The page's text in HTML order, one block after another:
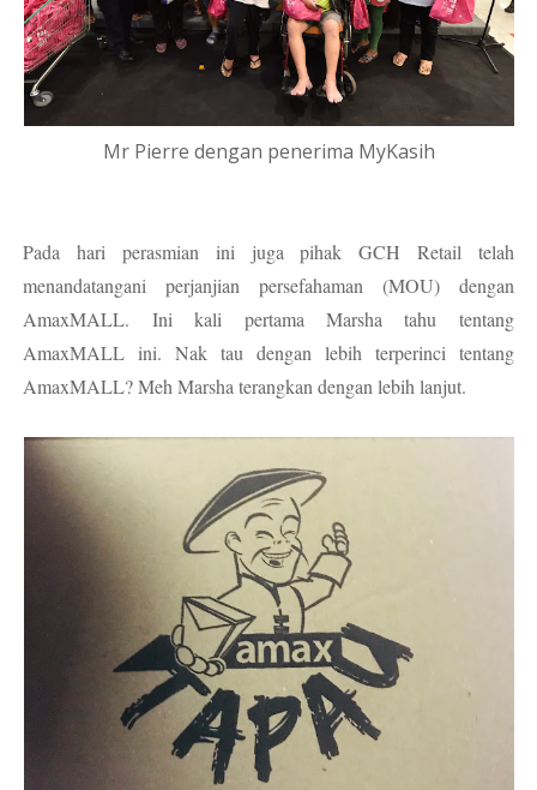
Mr Pierre dengan penerima MyKasih
Pada hari perasmian ini juga pihak GCH Retail telah
menandatangani perjanjian persefahaman (MOU) dengan
AmaxMALL. Ini kali pertama Marsha tahu tentang
AmaxMALL ini. Nak tau dengan lebih terperinci tentang
AmaxMALL? Meh Marsha terangkan dengan lebih lanjut.